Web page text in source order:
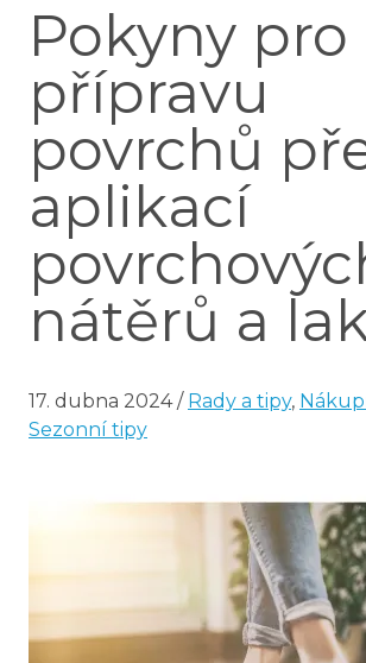
Pokyny pro
přípravu
povrchů
aplikací
nátěrů a
17. dubna 2024/ Rady a tipy,
Sezonní tipy